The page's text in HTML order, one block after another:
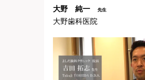
大野 純一 先生
大野歯科医院